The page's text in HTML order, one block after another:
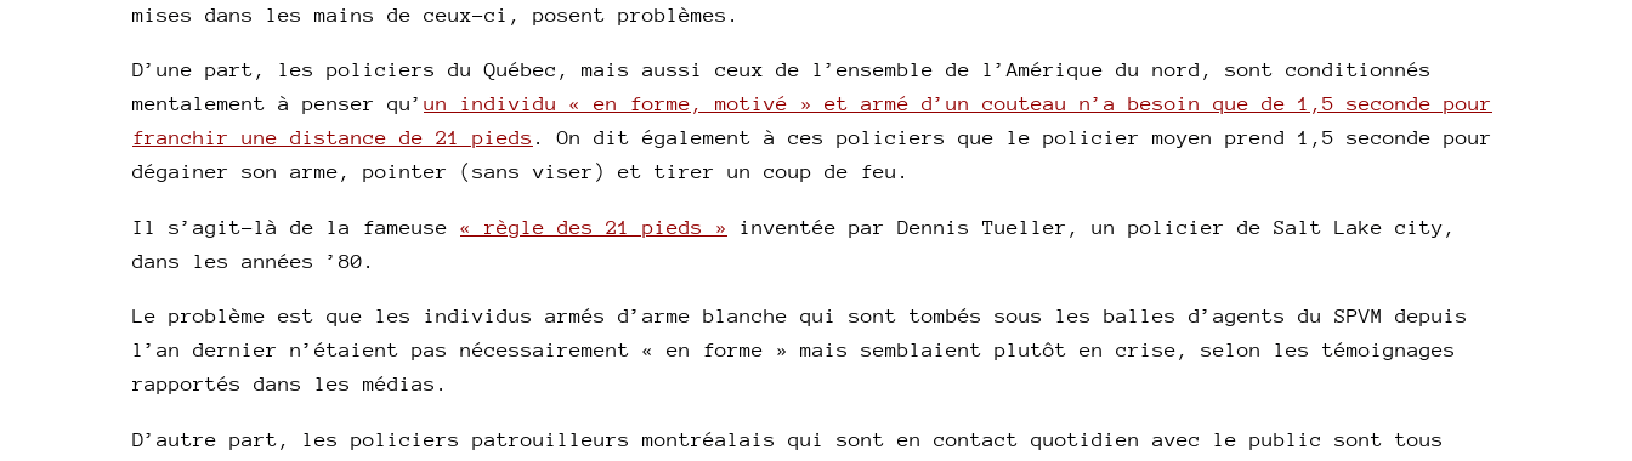
mises dans les mains de ceux-ci, posent problèmes.
D’une part, les policiers du Québec, mais aussi ceux de l’ensemble de l’Amérique du nord, sont conditionnés
mentalement à penser qu’ un individu « en forme, motivé » et armé d’un couteau n’a besoin que de 1,5 seconde pour
franchir une distance de 21 pieds . On dit également à ces policiers que le policier moyen prend 1,5 seconde pour
dégainer son arme, pointer (sans viser) et tirer un coup de feu.
Il s’agit-là de la fameuse « règle des 21 pieds »
inventée par Dennis Tueller, un policier de Salt Lake city,
dans les années ’80.
Le problème est que les individus armés d’arme blanche qui sont tombés sous les balles d’agents du SPVM depuis
l’an dernier n’étaient pas nécessairement « en forme » mais semblaient plutôt en crise, selon les témoignages
rapportés dans les médias.
D’autre part, les policiers patrouilleurs montréalais qui sont en contact quotidien avec le public sont tous